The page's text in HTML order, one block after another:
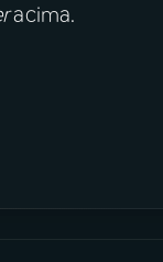
acima.